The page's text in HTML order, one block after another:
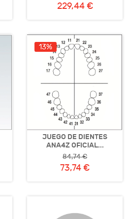
229,44 €
13%
JUEGO DE DIENTES
ANA4Z OFICIAL...
84,74 €
73,74 €